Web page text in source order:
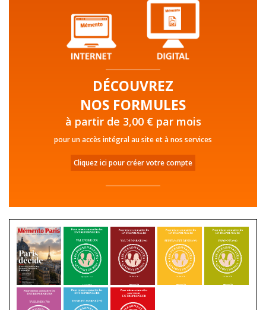
DÉCOUVREZ
NOS FORMULES
à partir de 3,00 € par mois
pour un accès intégral au site et à nos services
Cliquez ici pour créer votre compte